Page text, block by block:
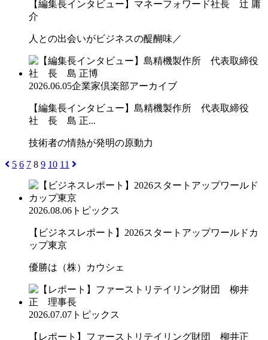
【編集長インタビュー】マネーフォワード社長 辻 庸
介
人との出会いがビジネスの醍醐味／
2026.06.05企業家倶楽部アーカイブ
【編集長インタビュー】島精機製作所 代表取締役
社 長 島 正...
技術者の情熱が発明の原動力
5 6 7 8 9 10 11
2026.08.06 トピックス
【ビジネスレポート】2026スタートアップワールドカ
ップ東京
優勝は（株）カウシェ
2026.07.07 トピックス
【レポート】ファーストリテイリング財団 柳井正